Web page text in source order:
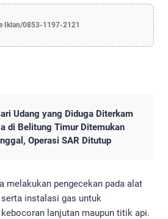
Iklan/0853-1197-2121
Udang yang Diduga Diterkam
di Belitung Timur Ditemukan
Operasi SAR Ditutup
melakukan pengecekan pada alat
serta instalasi gas untuk
lanjutan maupun titik api.